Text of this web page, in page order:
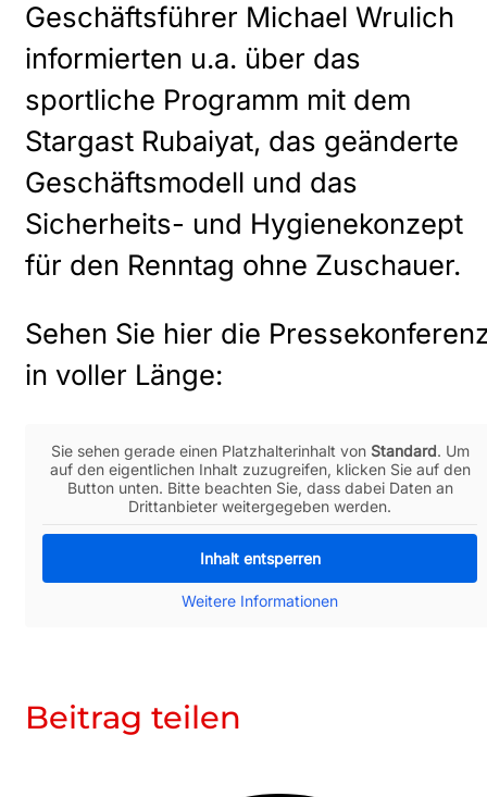
Geschäftsführer Michael Wrulich
informierten u.a. über das
sportliche Programm mit dem
Stargast Rubaiyat, das geänderte
Geschäftsmodell und das
Sicherheits- und Hygienekonzept
für den Renntag ohne Zuschauer.
Sehen Sie hier die
in voller Länge:
Sie sehen gerade einen Platzhalterinhalt von Standard. Um
auf den eigentlichen Inhalt zuzugreifen, klicken Sie auf den
Button unten. Bitte beachten Sie, dass dabei Daten an
Drittanbieter weitergegeben werden.
Inhalt entsperren
Weitere Informationen
Beitrag teilen